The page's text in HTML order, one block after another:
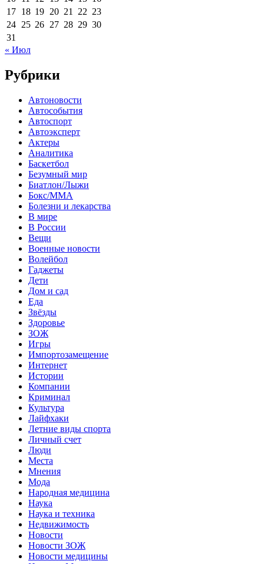
17 18 19 20 21 22 23
24 25 26 27 28 29 30
31
« Июл
Рубрики
Автоновости
Автособытия
Автоспорт
Автоэксперт
Актеры
Аналитика
Баскетбол
Безумный мир
Биатлон/Лыжи
Бокс/MMA
Болезни и лекарства
В мире
В России
Вещи
Военные новости
Волейбол
Гаджеты
Дети
Дом и сад
Еда
Звёзды
Здоровье
ЗОЖ
Игры
Импортозамещение
Интернет
Истории
Компании
Криминал
Культура
Лайфхаки
Летние виды спорта
Личный счет
Люди
Места
Мнения
Мода
Народная медицина
Наука
Наука и техника
Недвижимость
Новости
Новости ЗОЖ
Новости медицины